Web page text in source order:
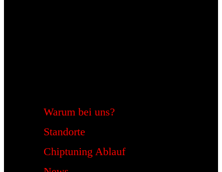
Warum bei uns?
Standorte
Chiptuning Ablauf